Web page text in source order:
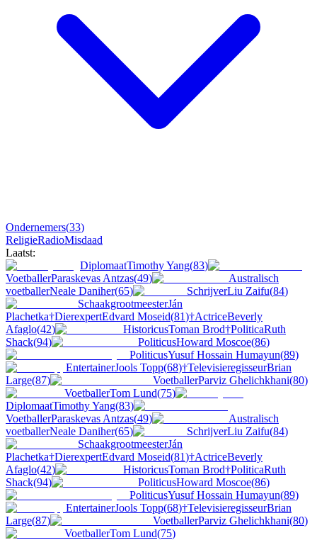
Ondernemers(33)
ReligieRadioMisdaad
Laatst:
DiplomaatTimothy Yang(83)
VoetballerParaskevas Antzas(49)
Australisch
voetballerNeale Daniher(65) SchrijverLiu Zaifu(84)
SchaakgrootmeesterJán
Plachetka†DierexpertEdvard Moseid(81)†ActriceBeverly
Afaglo(42) HistoricusToman Brod†PoliticaRuth
Shack(94) PoliticusHoward Moscoe(86)
PoliticusYusuf Hossain Humayun(89)
EntertainerJools Topp(68)†TelevisieregisseurBrian
Large(87) VoetballerParviz Ghelichkhani(80)
VoetballerTom Lund(75)
DiplomaatTimothy Yang(83)
VoetballerParaskevas Antzas(49)
Australisch
voetballerNeale Daniher(65) SchrijverLiu Zaifu(84)
SchaakgrootmeesterJán
Plachetka†DierexpertEdvard Moseid(81)†ActriceBeverly
Afaglo(42) HistoricusToman Brod†PoliticaRuth
Shack(94) PoliticusHoward Moscoe(86)
PoliticusYusuf Hossain Humayun(89)
EntertainerJools Topp(68)†TelevisieregisseurBrian
Large(87) VoetballerParviz Ghelichkhani(80)
VoetballerTom Lund(75)